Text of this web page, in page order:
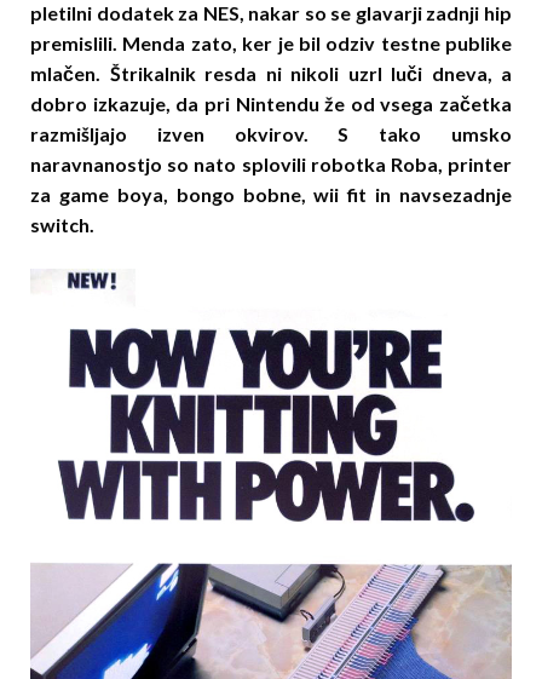
pletilni dodatek za NES, nakar so se glavarji zadnji hip
premislili. Menda zato, ker je bil odziv testne publike
mlačen. Štrikalnik resda ni nikoli uzrl luči dneva, a
dobro izkazuje, da pri Nintendu že od vsega začetka
razmišljajo izven okvirov. S tako umsko
naravnanostjo so nato splovili robotka Roba, printer
za game boya, bongo bobne, wii fit in navsezadnje
switch.